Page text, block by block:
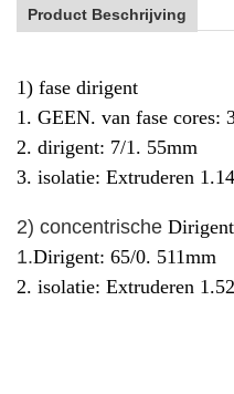
Product Beschrijving
1) fase dirigent
1. GEEN. van fase cores:
2. dirigent: 7/1. 55mm
3. isolatie: Extruderen
2) concentrische Dirigent
1.Dirigent: 65/0. 511mm
2. isolatie: Extruderen